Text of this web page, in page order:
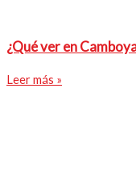
¿Qué ver en
Leer más »